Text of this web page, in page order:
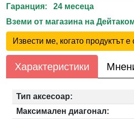
Гаранция: 24 месеца
Вземи от магазина на
Извести ме, когато
Характеристики
Тип аксесоар:
Максимален диагонал: